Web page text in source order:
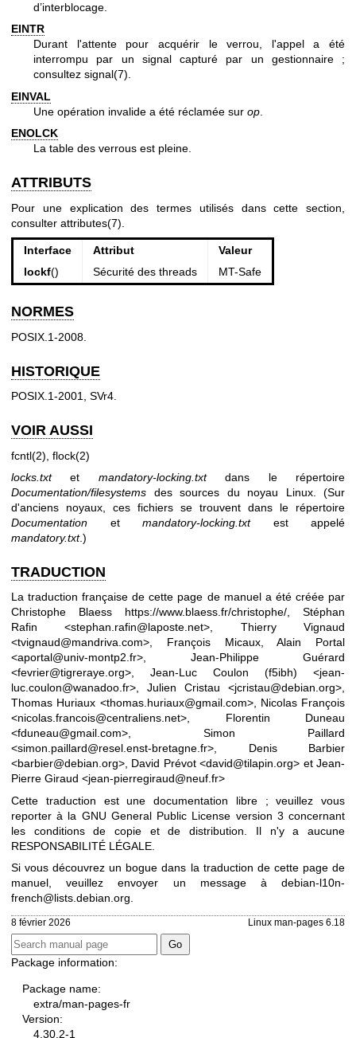
d’interblocage.
EINTR
Durant l'attente pour acquérir le verrou, l'appel a été
interrompu par un signal capturé par un gestionnaire ;
consultez signal(7).
EINVAL
Une opération invalide a été réclamée sur op
ENOLCK
La table des verrous est pleine.
ATTRIBUTS
Pour une explication des termes utilisés dans cette section,
consulter attributes(7)
Interface Attribut
Valeur
lockf() Sécurité des threads MT-Safe
NORMES
POSIX.1-2008.
HISTORIQUE
POSIX.1-2001, SVr4.
VOIR AUSSI
fcntl(2) flock(2)
locks.txtet mandatory-locking.txtdans le répertoire
Documentation/filesystems des sources du noyau Linux. (Sur
d'anciens noyaux, ces fichiers se trouvent dans le répertoire
Documentation et mandatory-locking.txtest appelé
mandatory.txt.)
TRADUCTION
La traduction française de cette page de manuel a été créée par
Christophe Blaess https://www.blaess.fr/christophe/, Stéphan
Rafin <stephan.rafin@laposte.net>, Thierry Vignaud
<tvignaud@mandriva.com>, François Micaux, Alain Portal
<aportal@univ-montp2.fr>, Jean-Philippe Guérard
<fevrier@tigreraye.org>, Jean-Luc Coulon (f5ibh) <jean-
luc.coulon@wanadoo.fr>, Julien Cristau <jcristau@debian.org>,
Thomas Huriaux <thomas.huriaux@gmail.com>, Nicolas François
<nicolas.francois@centraliens.net>, Florentin Duneau
<fduneau@gmail.com>, Simon Paillard
<simon.paillard@resel.enst-bretagne.fr>, Denis Barbier
<barbier@debian.org>, David Prévot <david@tilapin.org> et Jean-
Pierre Giraud <jean-pierregiraud@neuf.fr>
Cette traduction est une documentation libre ; veuillez vous
reporter à la GNU General Public License version 3 concernant
les conditions de copie et de distribution. Il n'y a aucune
RESPONSABILITÉ LÉGALE.
Si vous découvrez un bogue dans la traduction de cette page de
manuel, veuillez envoyer un message à debian-l10n-
french@lists.debian.org.
8 février 2026 Linux man-pages 6.18
Package information:
Package name:
extra/man-pages-fr
Version:
4.30.2-1